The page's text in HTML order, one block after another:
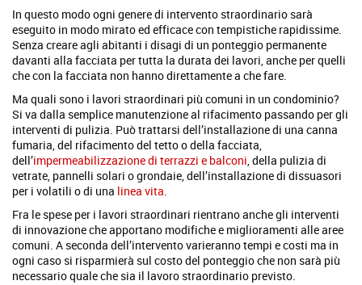
In questo modo ogni genere di intervento straordinario sarà
eseguito in modo mirato ed efficace con tempistiche rapidissime.
Senza creare agli abitanti i disagi di un ponteggio permanente
davanti alla facciata per tutta la durata dei lavori, anche per quelli
che con la facciata non hanno direttamente a che fare.
Ma quali sono i lavori straordinari più comuni in un condominio?
Si va dalla semplice manutenzione al rifacimento passando per gli
interventi di pulizia. Può trattarsi dell’installazione di una canna
fumaria, del rifacimento del tetto o della facciata,
dell’impermeabilizzazione di terrazzi e balconi, della pulizia di
vetrate, pannelli solari o grondaie, dell’installazione di dissuasori
per i volatili o di una linea vita.
Fra le spese per i lavori straordinari rientrano anche gli interventi
di innovazione che apportano modifiche e miglioramenti alle aree
comuni. A seconda dell’intervento varieranno tempi e costi ma in
ogni caso si risparmierà sul costo del ponteggio che non sarà più
necessario quale che sia il lavoro straordinario previsto.